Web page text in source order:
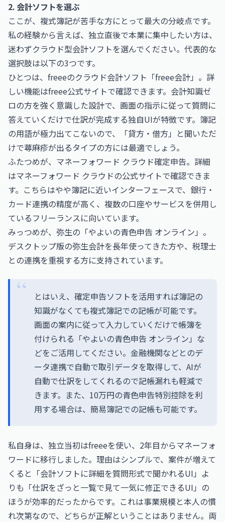
2. 会計ソフトを選ぶ
ここが、複式簿記が苦手な方にとって最大の分岐点です。
私の経験から言えば、独立直後で本業に集中したい方は、
迷わずクラウド型会計ソフトを選んでください。代表的な
選択肢は以下の3つです。
ひとつは、freeeのクラウド会計ソフト「freee会計」。詳
しい機能はfreee公式サイトで確認できます。会計知識ゼ
ロの方を強く意識した設計で、画面の指示に従って質問に
答えていくだけで仕訳が完成する独自UIが特徴です。簿記
の用語が極力出てこないので、「貸方・借方」と聞いただ
けで蕁麻疹が出るタイプの方には最適でしょう。
ふたつめが、マネーフォワード クラウド確定申告。詳細
はマネーフォワード クラウドの公式サイトで確認できま
す。こちらはやや簿記に近いインターフェースで、銀行・
カード連携の精度が高く、複数の口座やサービスを併用し
ているフリーランスに向いています。
みっつめが、弥生の「やよいの青色申告 オンライン」。
デスクトップ版の弥生会計を長年使ってきた方や、税理士
との連携を重視する方に支持されています。
とはいえ、確定申告ソフトを活用すれば簿記の
知識がなくても複式簿記での記帳が可能です。
画面の案内に従って入力していくだけで帳簿を
付けられる「やよいの青色申告 オンライン」な
どをご活用してください。金融機関などとのデ
ータ連携で自動で取引データを取得して、AIが
自動で仕訳をしてくれるので記帳漏れも軽減で
きます。また、10万円の青色申告特別控除を利
用する場合は、簡易簿記での記帳も可能です。
私自身は、独立当初はfreeeを使い、2年目からマネーフォ
ワードに移行しました。理由はシンプルで、案件が増えて
くると「会計ソフトに詳細を質問形式で聞かれるUI」よ
りも「仕訳をざっと一覧で見て一気に修正できるUI」の
ほうが効率的だったからです。これは事業規模と本人の慣
れ次第なので、どちらが正解ということはありません。両